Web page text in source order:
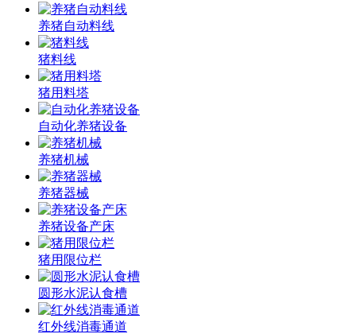
养猪自动料线
猪料线
猪用料塔
自动化养猪设备
养猪机械
养猪器械
养猪设备产床
猪用限位栏
圆形水泥认食槽
红外线消毒通道